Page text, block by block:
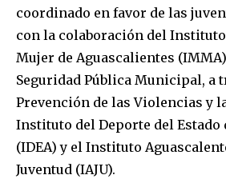
Únete a nuestra
suscriptores y sé
conversación.
Para suscribirte, solo escribe tu
y da click en el botón de "suscribir". No
respetamos tu privacidad y no
coordinado en favor de las
con la colaboración del
Mujer de Aguascalientes
Seguridad Pública Municipal, a
Prevención de las Violencias y
Instituto del Deporte del Estado
(IDEA) y el Instituto
Juventud (IAJU).